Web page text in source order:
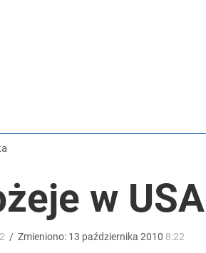
do 2030 roku?w USA
/ Zmieniono: 13 października 2010 8:22